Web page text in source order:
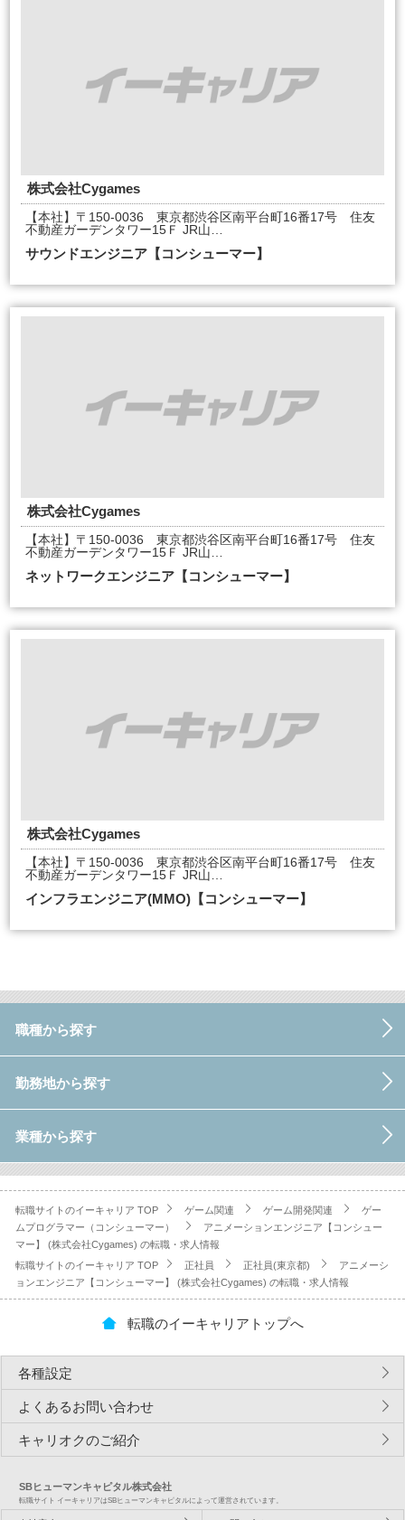
株式会社Cygames
【本社】〒150-0036 東京都渋谷区南平台町16番17号 住友
不動産ガーデンタワー15Ｆ JR山…
サウンドエンジニア【コンシューマー】
株式会社Cygames
【本社】〒150-0036 東京都渋谷区南平台町16番17号 住友
不動産ガーデンタワー15Ｆ JR山…
ネットワークエンジニア【コンシューマー】
株式会社Cygames
【本社】〒150-0036 東京都渋谷区南平台町16番17号 住友
不動産ガーデンタワー15Ｆ JR山…
インフラエンジニア(MMO)【コンシューマー】
職種から探す
勤務地から探す
業種から探す
転職サイトのイーキャリア TOP ゲーム関連 ゲーム開発関連
ゲー
ムプログラマー（コンシューマー）
アニメーションエンジニア【コンシュー
マー】 (株式会社Cygames) の転職・求人情報
転職サイトのイーキャリア TOP
正社員 正社員(東京都)
アニメーシ
ョンエンジニア【コンシューマー】 (株式会社Cygames) の転職・求人情報
転職のイーキャリアトップへ
各種設定
よくあるお問い合わせ
キャリオクのご紹介
SBヒューマンキャピタル株式会社
転職サイト イーキャリアはSBヒューマンキャピタルによって運営されています。